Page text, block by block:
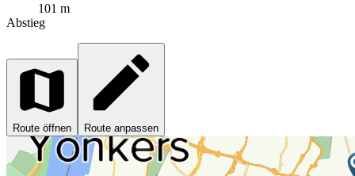
101 m
Abstieg
Route öffnen Route anpassen